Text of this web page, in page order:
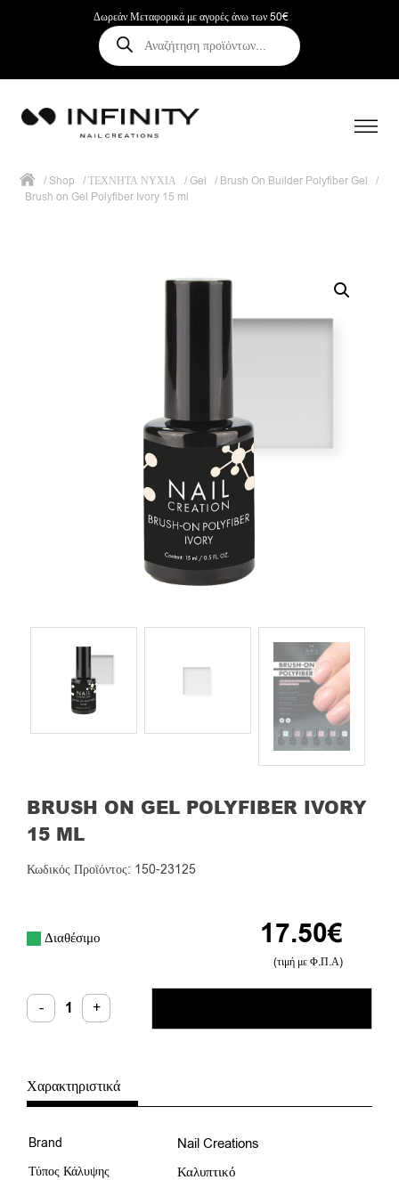
Δωρεάν Μεταφορικά με αγορές άνω των 50€
Αναζήτηση
προϊόντων
/Shop /ΤΕΧΝΗΤΑ ΝΥΧΙΑ /Gel / Brush On Builder Polyfiber Gel
/
Brush on Gel Polyfiber Ivory 15 ml
BRUSH ON GEL POLYFIBER IVORY
15 ML
Κωδικός Προϊόντος: 150-23125
17.50€
(τιμή με Φ.Π.Α)
Διαθέσιμο
- Brush
on
ml
ποσότητα
+
Χαρακτηριστικά
Brand Nail Creations
Τύπος Κάλυψης Καλυπτικό